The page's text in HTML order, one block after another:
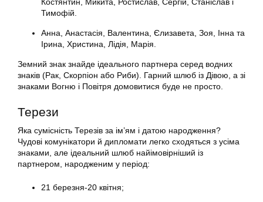
Тимофій.
Анна, Анастасія, Валентина, Єлизавета, Зоя, Інна та
Ірина, Христина, Лідія, Марія.
Земний знак знайде ідеального партнера серед водних
знаків (Рак, Скорпіон або Риби). Гарний шлюб із Дівою, а зі
знаками Вогню і Повітря домовитися буде не просто.
Терези
Яка сумісність Терезів за ім’ям і датою народження?
Чудові комунікатори й дипломати легко сходяться з усіма
знаками, але ідеальний шлюб найімовірніший із
партнером, народженим у період:
21 березня-20 квітня;